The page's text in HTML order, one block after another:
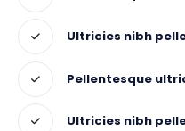
Ultricies nibh
Pellentesque
Ultricies nibh